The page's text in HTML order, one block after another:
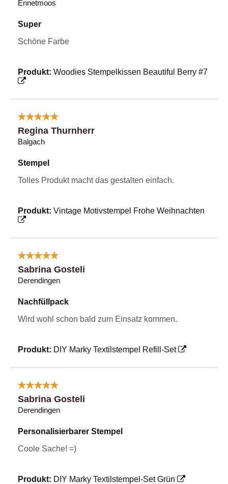
Ennetmoos
Super
Schöne Farbe
Produkt: Woodies Stempelkissen Beautiful Berry #7
Regina Thurnherr
Balgach
Stempel
Tolles Produkt macht das gestalten einfach.
Produkt: Vintage Motivstempel Frohe Weihnachten
Sabrina Gosteli
Derendingen
Nachfüllpack
Wird wohl schon bald zum Einsatz kommen.
Produkt: DIY Marky Textilstempel Refill-Set
Sabrina Gosteli
Derendingen
Personalisierbarer Stempel
Coole Sache! =)
Produkt: DIY Marky Textilstempel-Set Grün